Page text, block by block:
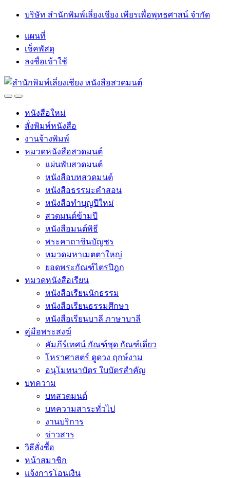
Skip
navigation
Skip
บริษัท สำนักพิมพ์เลี่ยงเชียง เพียรเพื่อพุทธศาสน์ จำกัด
แผนที่
เช็คพัสดุ
ลงชื่อเข้าใช้
OpenClose
หนังสือใหม่
สั่งพิมพ์หนังสือ
งานจ้างพิมพ์
หมวดหนังสือสวดมนต์
แผ่นพับสวดมนต์
หนังสือบทสวดมนต์
หนังสือธรรมะคำสอน
หนังสือทำบุญปีใหม่
สวดมนต์ข้ามปี
หนังสือมนต์พิธี
พระคาถาชินบัญชร
หมวดมหาเมตตาใหญ่
ยอดพระกัณฑ์ไตรปิฎก
หมวดหนังสือเรียน
หนังสือเรียนนักธรรม
หนังสือเรียนธรรมศึกษา
หนังสือเรียนบาลี ภาษาบาลี
คู่มือพระสงฆ์
คัมภีร์เทศน์ กัณฑ์ชุด กัณฑ์เดี่ยว
โหราศาสตร์ ดูดวง ฤกษ์งาม
อนุโมทนาบัตร ใบบัตรสำคัญ
บทความ
บทสวดมนต์
บทความสาระทั่วไป
งานบริการ
ข่าวสาร
วิธีสั่งซื้อ
หน้าสมาชิก
แจ้งการโอนเงิน